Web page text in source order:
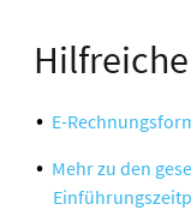
E-
Mehr zu den